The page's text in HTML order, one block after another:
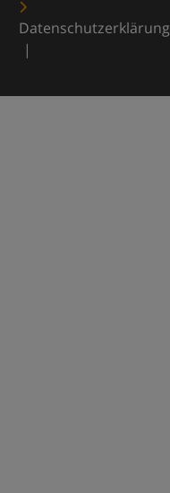
Datenschutzerklärung